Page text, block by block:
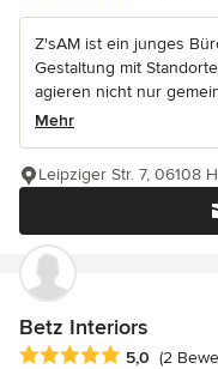
Z'sAM ist ein junges
Gestaltung mit
agieren nicht nur
Mehr
Leipziger Str. 7, 06108
Betz Interiors
Durchschnittliche
5,0 (2